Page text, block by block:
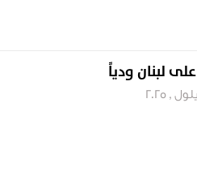
لبنان ودياً